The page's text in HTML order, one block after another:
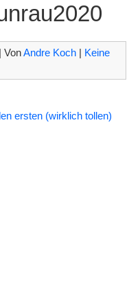
| VonAndre Koch | Keine
ersten (wirklich tollen)